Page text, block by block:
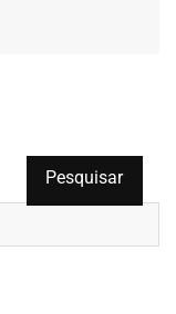
Pesquisar